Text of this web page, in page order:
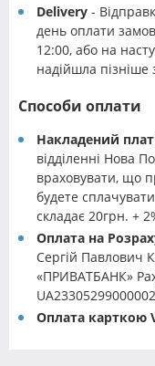
Delivery -
день оплати
12:00, або на
надійшла пізніше
Способи оплати
Накладений
відділенні Нова
враховувати, що
будете
складає 20грн. +
Оплата на
Сергій Павлович
«ПРИВАТБАНК»
Оплата карткою